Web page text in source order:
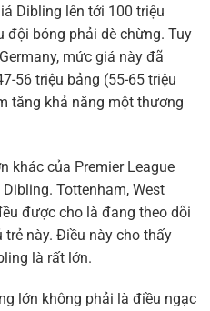
Dibling lên tới 100 triệu
đội bóng phải dè chừng. Tuy
mức giá này đã
56 triệu bảng (55-65 triệu
tăng khả năng một thương
khác của Premier League
Tottenham, West
được cho là đang theo dõi
này. Điều này cho thấy
là rất lớn.
lớn không phải là điều ngạc